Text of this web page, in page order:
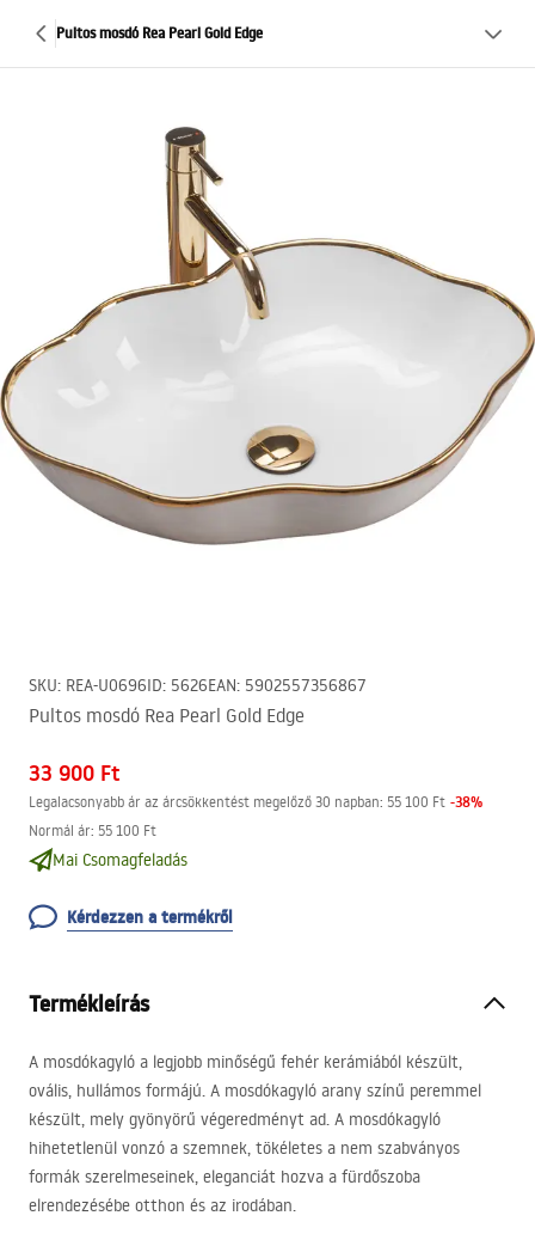
Pultos mosdó Rea Pearl Gold Edge
SKU: REA-U0696ID: 5626EAN: 5902557356867
Pultos mosdó Rea Pearl Gold Edge
33 900 Ft
Legalacsonyabb ár az árcsökkentést megelőző 30 napban: 55 100 Ft -38%
Normál ár: 55 100 Ft
Mai Csomagfeladás
Kérdezzen a termékről
Termékleírás
A mosdókagyló a legjobb minőségű fehér kerámiából készült,
ovális, hullámos formájú. A mosdókagyló arany színű peremmel
készült, mely gyönyörű végeredményt ad. A mosdókagyló
hihetetlenül vonzó a szemnek, tökéletes a nem szabványos
formák szerelmeseinek, eleganciát hozva a fürdőszoba
elrendezésébe otthon és az irodában.